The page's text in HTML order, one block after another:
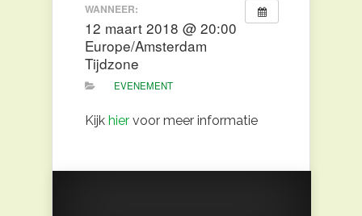
WANNEER:
12 maart 2018 @ 20:00
Europe/Amsterdam
Tijdzone
EVENEMENT
Kijk hier voor meer informatie